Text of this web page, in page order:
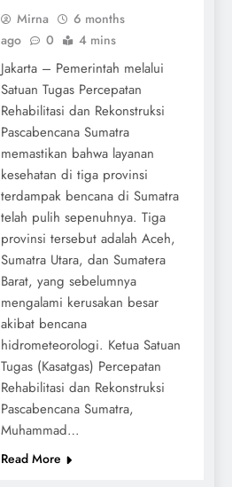
Mirna
6 months
ago
0 4 mins
Jakarta – Pemerintah melalui
Satuan Tugas Percepatan
Rehabilitasi dan Rekonstruksi
Pascabencana Sumatra
memastikan bahwa layanan
kesehatan di tiga provinsi
terdampak bencana di Sumatra
telah pulih sepenuhnya. Tiga
provinsi tersebut adalah Aceh,
Sumatra Utara, dan Sumatera
Barat, yang sebelumnya
mengalami kerusakan besar
akibat bencana
hidrometeorologi. Ketua Satuan
Tugas (Kasatgas) Percepatan
Rehabilitasi dan Rekonstruksi
Pascabencana Sumatra,
Muhammad…
Read More